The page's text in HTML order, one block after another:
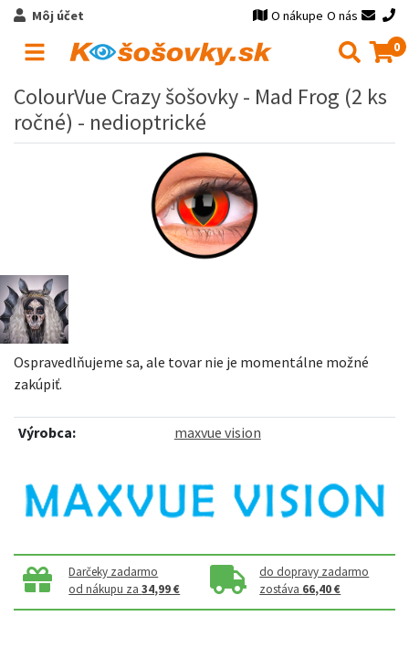
Môj účet O nákupe O nás
0
ColourVue Crazy šošovky - Mad Frog (2 ks
ročné) - nedioptrické
Ospravedlňujeme sa, ale tovar nie je momentálne možné
zakúpiť.
Výrobca: maxvue vision
Darčeky zadarmo
od nákupu za34,99 €
do dopravy zadarmo
zostáva 66,40 €